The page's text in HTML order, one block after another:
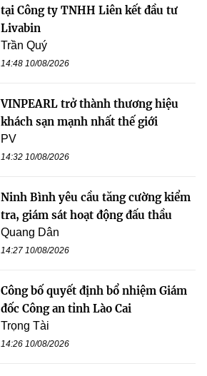
tại Công ty TNHH Liên kết đầu tư
Livabin
Trần Quý
14:48 10/08/2026
VINPEARL trở thành thương hiệu
khách sạn mạnh nhất thế giới
PV
14:32 10/08/2026
Ninh Bình yêu cầu tăng cường kiểm
tra, giám sát hoạt động đấu thầu
Quang Dân
14:27 10/08/2026
Công bố quyết định bổ nhiệm Giám
đốc Công an tỉnh Lào Cai
Trọng Tài
14:26 10/08/2026